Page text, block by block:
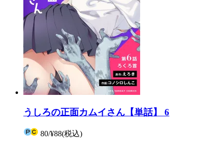
うしろの正面カムイさん【単話】 6
80/¥88(税込)